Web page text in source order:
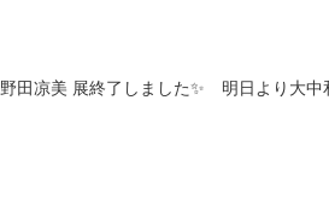
野田凉美 展終了しました✨ 明日より大中